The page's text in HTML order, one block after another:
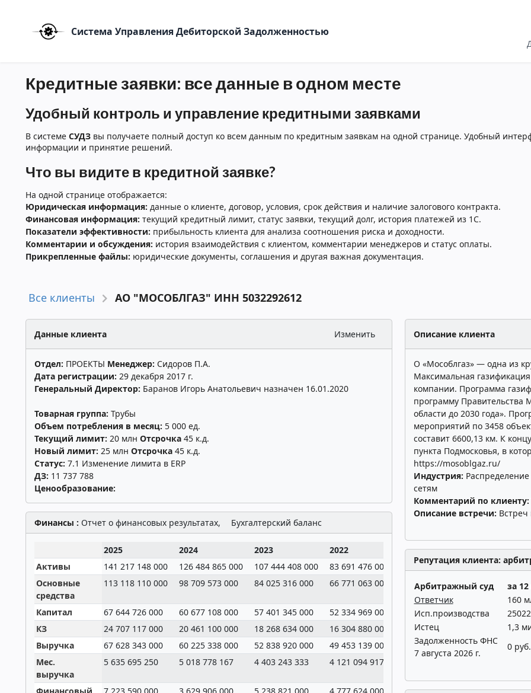
Система Управления Дебиторской Задолженностью
Кредитные заявки: все данные в одном месте
Удобный контроль и управление кредитными заявками
В системе СУДЗвы получаете полный доступ ко всем данным по кредитным заявкам на одной странице. Удобный
информации и принятие решений.
Что вы видите в кредитной заявке?
На одной странице отображается:
Юридическая информация: данные о клиенте, договор, условия, срок действия и наличие залогового контракта.
Финансовая информация: текущий кредитный лимит, статус заявки, текущий долг, история платежей из 1С.
Показатели эффективности: прибыльность клиента для анализа соотношения риска и доходности.
Комментарии и обсуждения: история взаимодействия с клиентом, комментарии менеджеров и статус оплаты.
Прикрепленные файлы: юридические документы, соглашения и другая важная документация.
Все клиенты АО "МОСОБЛГАЗ" ИНН 5032292612
Данные клиента Изменить
Отдел: ПРОЕКТЫ Менеджер: Сидоров П.А.
Дата регистрации: 29 декабря 2017 г.
Генеральный Директор: Баранов Игорь Анатольевич назначен 16.01.2020
Товарная группа: Трубы
Объем потребления в месяц: 5 000 ед.
Текущий лимит: 20 млн Отсрочка45 к.д.
Новый лимит: 25 млн Отсрочка45 к.д.
Статус: 7.1 Изменение лимита в ERP
ДЗ: 11 737 788
Ценообразование:
Описание клиента
О «Мособлгаз» — одна из
Максимальная
компании. Программа
программу Правительства
области до 2030 года».
мероприятий по 3458
составит 6600,13 км. К
пункта Подмосковья, в
https://mosoblgaz.ru/
Индустрия:
сетям
Комментарий по клиенту:
Описание встречи:
Финансы : Отчет о финансовых результатах, Бухгалтерский баланс
2025 2024 2023 2022 2021 2020
Активы
141 217 148 000 126 484 865 000 107 444 408 000 83 691 476 000 66 599 999 000 58 909 486 000
Основные
средства
113 118 110 000 98 709 573 000 84 025 316 000 66 771 063 000 52 166 771 000 44 944 369 000
Капитал 67 644 726 000 60 677 108 000 57 401 345 000 52 334 969 000 47 421 719 000 42 065 164 000
КЗ
24 707 117 000 20 461 100 000 18 268 634 000 16 304 880 000 14 205 554 000 12 427 147 000
Выручка
67 628 343 000 60 225 338 000 52 838 920 000 49 453 139 000 47 880 796 000 40 266 977 000
Мес.
выручка
5 635 695 250 5 018 778 167 4 403 243 333 4 121 094 917 3 990 066 333
Финансовый
7 223 590 000 3 629 906 000 5 238 821 000 4 777 624 000 4 427 262 000 1 583 911 000
Репутация клиента:
Арбитражный суд за
Ответчик
160
Исп.производства
Истец
1,3
Задолженность ФНС
7 августа 2026 г.
0 руб.